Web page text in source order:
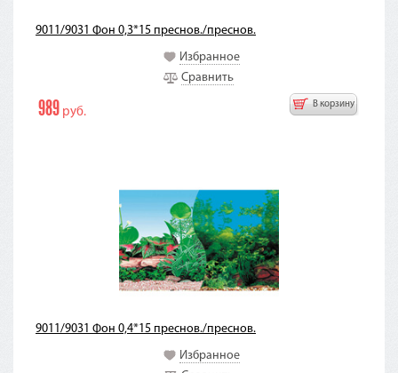
9011/9031 Фон 0,3*15 преснов./преснов.
Избранное
Сравнить
В корзину
989 руб.
9011/9031 Фон 0,4*15 преснов./преснов.
Избранное